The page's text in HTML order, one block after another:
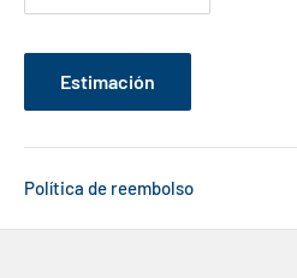
Estimación
Política de reembolso